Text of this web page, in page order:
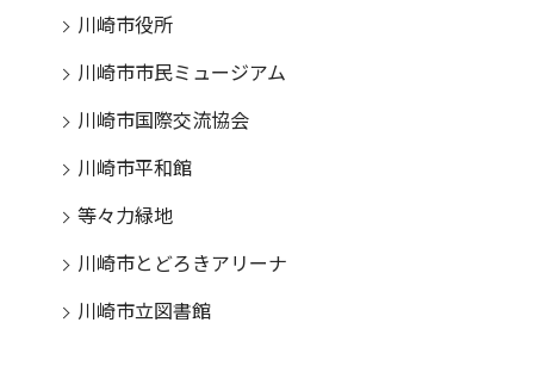
川崎市役所
川崎市市民ミュージアム
川崎市国際交流協会
川崎市平和館
等々力緑地
川崎市とどろきアリーナ
川崎市立図書館